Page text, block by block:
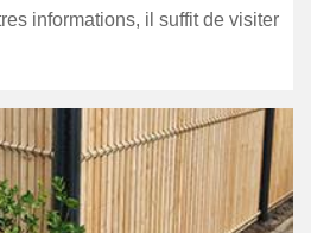
informations, il suffit de visiter